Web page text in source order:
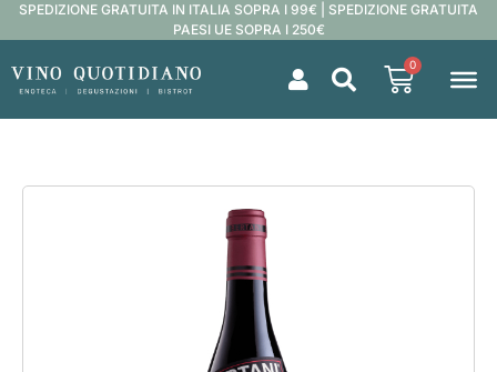
SPEDIZIONE GRATUITA IN ITALIA SOPRA I 99€ | SPEDIZIONE GRATUITA
PAESI UE SOPRA I 250€
0